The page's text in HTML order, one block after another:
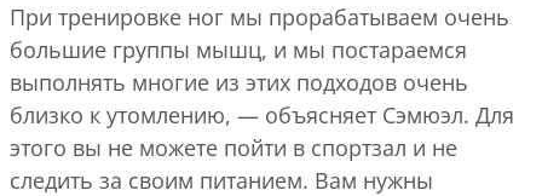
При тренировке ног мы прорабатываем очень
большие группы мышц, и мы постараемся
выполнять многие из этих подходов очень
близко к утомлению, — объясняет Сэмюэл. Для
этого вы не можете пойти в спортзал и не
следить за своим питанием. Вам нужны